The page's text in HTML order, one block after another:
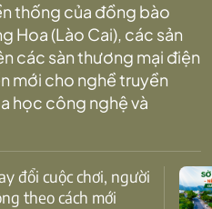
thống của đồng bào
Hoa (Lào Cai), các sản
các sàn thương mại điện
mới cho nghề truyền
học công nghệ và
theo cách mới